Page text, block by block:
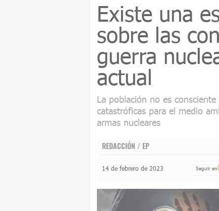
Existe una
sobre las
guerra
actual
La población no es
catastróficas para el medio
armas nucleares
REDACCIÓN / EP
14 de febrero de 2023 Seguir en